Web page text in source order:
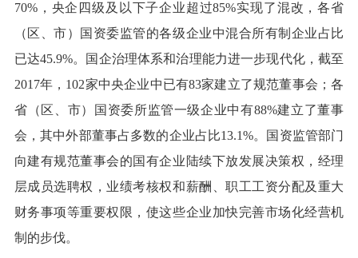
70%，央企四级及以下子企业超过85%实现了混改，各省
（区、市）国资委监管的各级企业中混合所有制企业占比
已达45.9%。国企治理体系和治理能力进一步现代化，截至
2017年，102家中央企业中已有83家建立了规范董事会；各
省（区、市）国资委所监管一级企业中有88%建立了董事
会，其中外部董事占多数的企业占比13.1%。国资监管部门
向建有规范董事会的国有企业陆续下放发展决策权，经理
层成员选聘权，业绩考核权和薪酬、职工工资分配及重大
财务事项等重要权限，使这些企业加快完善市场化经营机
制的步伐。